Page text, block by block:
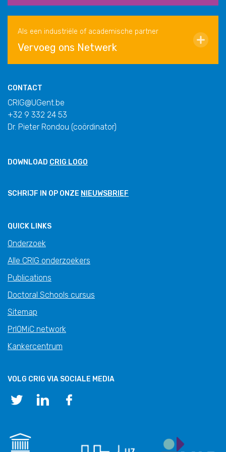
Als een industriële of academische partner
Vervoeg ons Netwerk
CONTACT
CRIG@UGent.be
+32 9 332 24 53
Dr. Pieter Rondou (coördinator)
DOWNLOAD CRIG LOGO
SCHRIJF IN OP ONZE NIEUWSBRIEF
QUICK LINKS
Onderzoek
Alle CRIG onderzoekers
Publications
Doctoral Schools cursus
Sitemap
PrIOMiC network
Kankercentrum
VOLG CRIG VIA SOCIALE MEDIA